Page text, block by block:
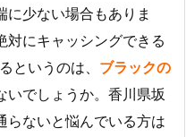
に少ない場合もありま
対にキャッシングできる
というのは、 ブラックの
いでしょうか。香川県坂
らないと悩んでいる方は